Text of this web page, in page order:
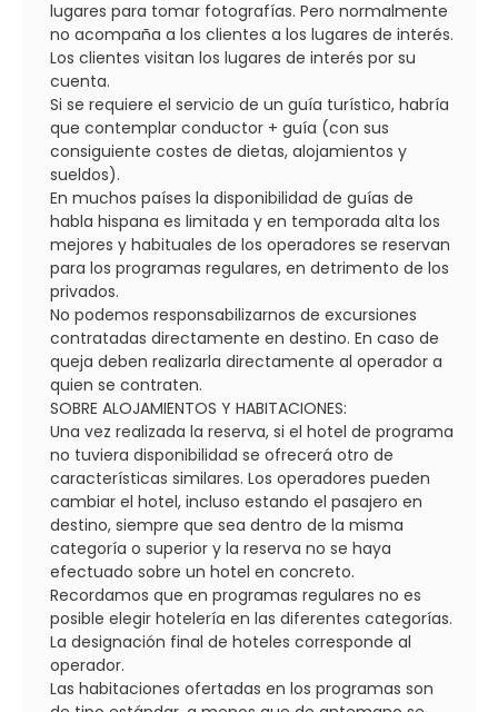
lugares para tomar fotografías. Pero normalmente
no acompaña a los clientes a los lugares de interés.
Los clientes visitan los lugares de interés por su
cuenta.
Si se requiere el servicio de un guía turístico, habría
que contemplar conductor + guía (con sus
consiguiente costes de dietas, alojamientos y
sueldos).
En muchos países la disponibilidad de guías de
habla hispana es limitada y en temporada alta los
mejores y habituales de los operadores se reservan
para los programas regulares, en detrimento de los
privados.
No podemos responsabilizarnos de excursiones
contratadas directamente en destino. En caso de
queja deben realizarla directamente al operador a
quien se contraten.
SOBRE ALOJAMIENTOS Y HABITACIONES:
Una vez realizada la reserva, si el hotel de programa
no tuviera disponibilidad se ofrecerá otro de
características similares. Los operadores pueden
cambiar el hotel, incluso estando el pasajero en
destino, siempre que sea dentro de la misma
categoría o superior y la reserva no se haya
efectuado sobre un hotel en concreto.
Recordamos que en programas regulares no es
posible elegir hotelería en las diferentes categorías.
La designación final de hoteles corresponde al
operador.
Las habitaciones ofertadas en los programas son